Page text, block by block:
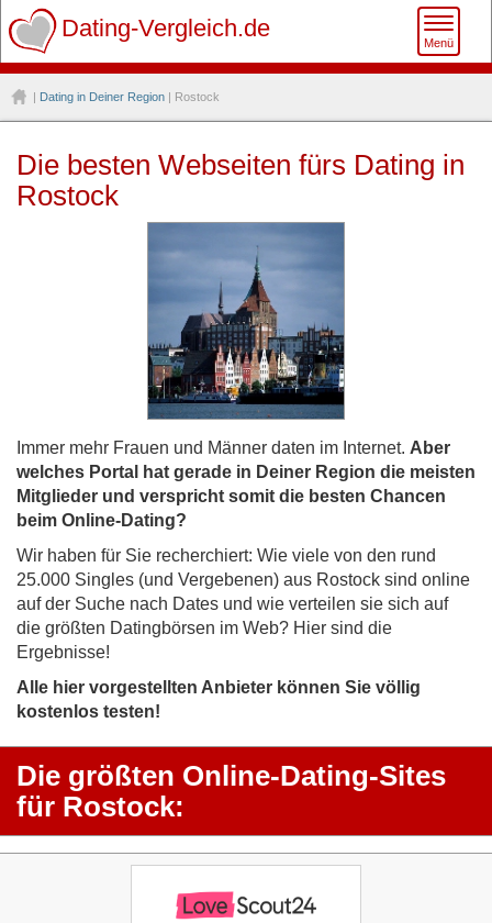
Dating-Vergleich.de
Toggle
Menü
| Dating in Deiner Region | Rostock
Die besten Webseiten fürs Dating in
Rostock
Immer mehr Frauen und Männer daten im Internet. Aber
welches Portal hat gerade in Deiner Region die meisten
Mitglieder und verspricht somit die besten Chancen
beim Online-Dating?
Wir haben für Sie recherchiert: Wie viele von den rund
25.000 Singles (und Vergebenen) aus Rostock sind online
auf der Suche nach Dates und wie verteilen sie sich auf
die größten Datingbörsen im Web? Hier sind die
Ergebnisse!
Alle hier vorgestellten Anbieter können Sie völlig
kostenlos testen!
Die größten Online-Dating-Sites
für Rostock: